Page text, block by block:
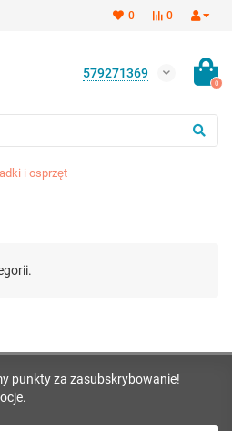
0
0
579271369
0
i osprzęt
punkty za zasubskrybowanie!